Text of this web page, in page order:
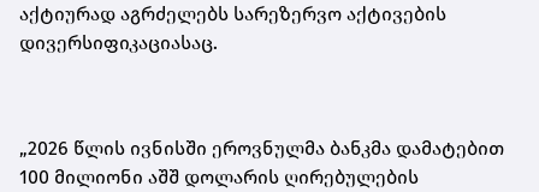
აქტიურად აგრძელებს სარეზერვო აქტივების
დივერსიფიკაციასაც.
„2026 წლის ივნისში ეროვნულმა ბანკმა დამატებით
100 მილიონი აშშ დოლარის ღირებულების